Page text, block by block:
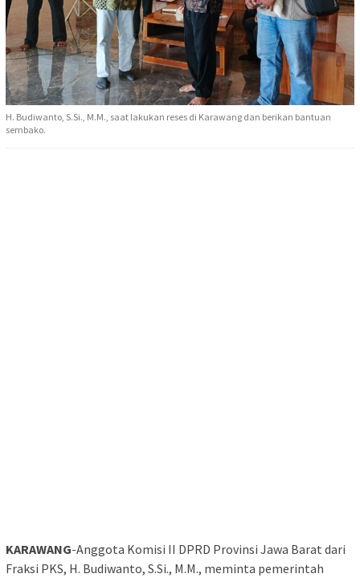
H. Budiwanto, S.Si., M.M., saat lakukan reses di Karawang dan berikan bantuan
sembako.
KARAWANG-Anggota Komisi II DPRD Provinsi Jawa Barat dari
Fraksi PKS, H. Budiwanto, S.Si., M.M., meminta pemerintah